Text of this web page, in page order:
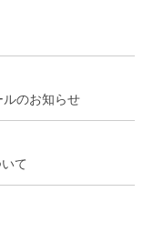
ルのお知らせ
て